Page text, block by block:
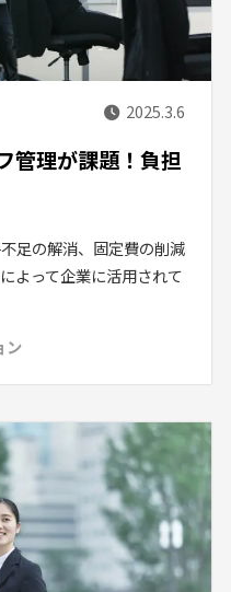
2025.3.6
管理が課題！負担
足の解消、固定費の削減
よって企業に活用されて
ン